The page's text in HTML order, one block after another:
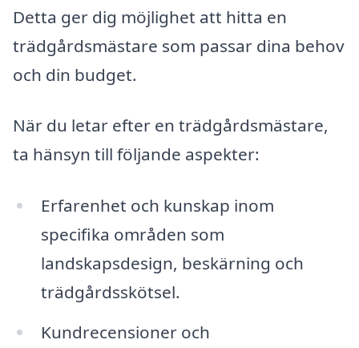
Detta ger dig möjlighet att hitta en
trädgårdsmästare som passar dina behov
och din budget.
När du letar efter en trädgårdsmästare,
ta hänsyn till följande aspekter:
Erfarenhet och kunskap inom
specifika områden som
landskapsdesign, beskärning och
trädgårdsskötsel.
Kundrecensioner och